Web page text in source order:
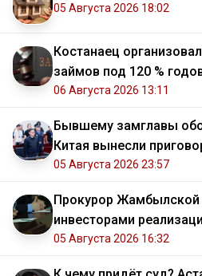
05 Августа 2026 18:02
Костанаец
займов под 120 %
06 Августа 2026 13:11
Бывшему замглавы
Китая вынесли
05 Августа 2026 23:57
Прокурор Жамбылской
инвесторами
05 Августа 2026 16:32